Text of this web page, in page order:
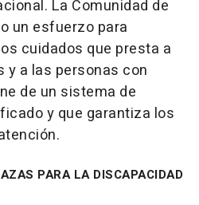
La Comunidad de
un esfuerzo para
cuidados que presta a
y a las personas con
de un sistema de
y que garantiza los
PARA LA DISCAPACIDAD